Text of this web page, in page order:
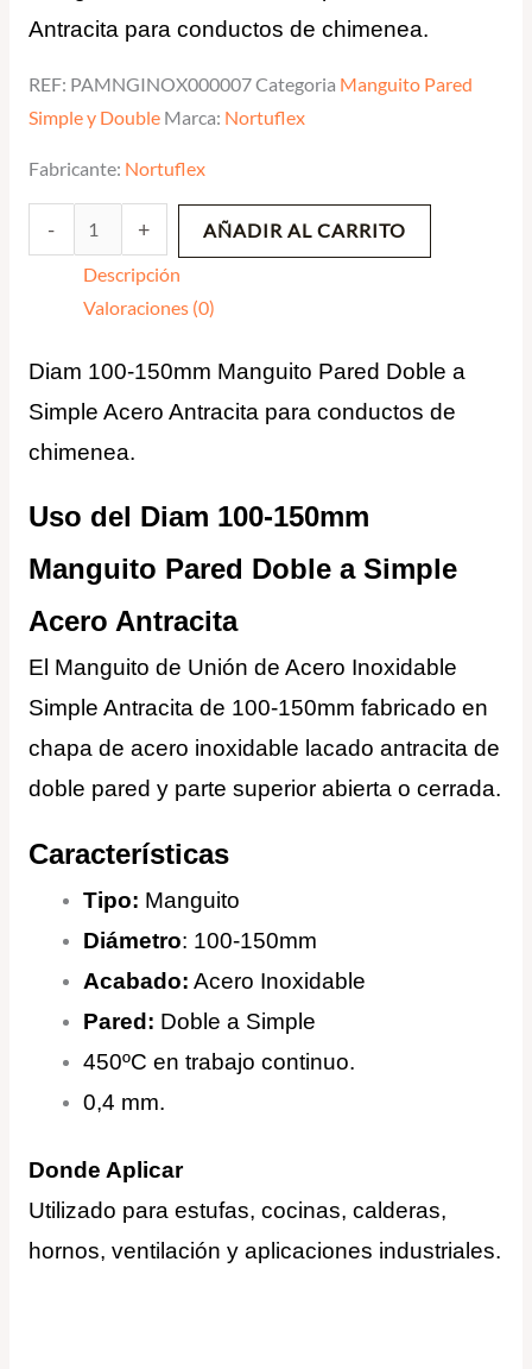
Antracita para conductos de chimenea.
REF: PAMNGINOX000007Categoria Manguito Pared
Simple y Double Marca: Nortuflex
Fabricante: Nortuflex
- + AÑADIR AL CARRITO
Descripción
Valoraciones (0)
Diam 100-150mm Manguito Pared Doble a
Simple Acero Antracita para conductos de
chimenea.
Uso del Diam 100-150mm
Manguito Pared Doble a Simple
Acero Antracita
El Manguito de Unión de Acero Inoxidable
Simple Antracita de 100-150mm fabricado en
chapa de acero inoxidable lacado antracita de
doble pared y parte superior abierta o cerrada.
Características
Tipo: Manguito
Diámetro: 100-150mm
Acabado: Acero Inoxidable
Pared: Doble a Simple
450ºC en trabajo continuo.
0,4 mm.
Donde Aplicar
Utilizado para estufas, cocinas, calderas,
hornos, ventilación y aplicaciones industriales.